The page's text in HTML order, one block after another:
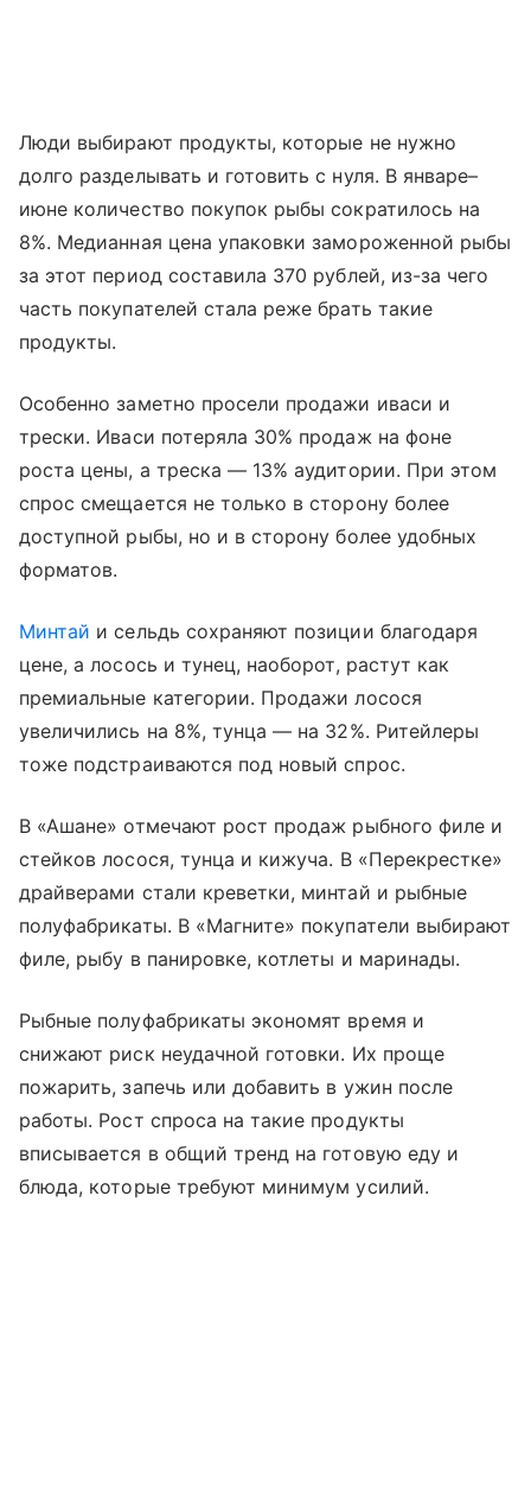
Люди выбирают продукты, которые не нужно
долго разделывать и готовить с нуля. В январе–
июне количество покупок рыбы сократилось на
8%. Медианная цена упаковки замороженной рыбы
за этот период составила 370 рублей, из-за чего
часть покупателей стала реже брать такие
продукты.
Особенно заметно просели продажи иваси и
трески. Иваси потеряла 30% продаж на фоне
роста цены, а треска — 13% аудитории. При этом
спрос смещается не только в сторону более
доступной рыбы, но и в сторону более удобных
форматов.
Минтай и сельдь сохраняют позиции благодаря
цене, а лосось и тунец, наоборот, растут как
премиальные категории. Продажи лосося
увеличились на 8%, тунца — на 32%. Ритейлеры
тоже подстраиваются под новый спрос.
В «Ашане» отмечают рост продаж рыбного филе и
стейков лосося, тунца и кижуча. В «Перекрестке»
драйверами стали креветки, минтай и рыбные
полуфабрикаты. В «Магните» покупатели выбирают
филе, рыбу в панировке, котлеты и маринады.
Рыбные полуфабрикаты экономят время и
снижают риск неудачной готовки. Их проще
пожарить, запечь или добавить в ужин после
работы. Рост спроса на такие продукты
вписывается в общий тренд на готовую еду и
блюда, которые требуют минимум усилий.